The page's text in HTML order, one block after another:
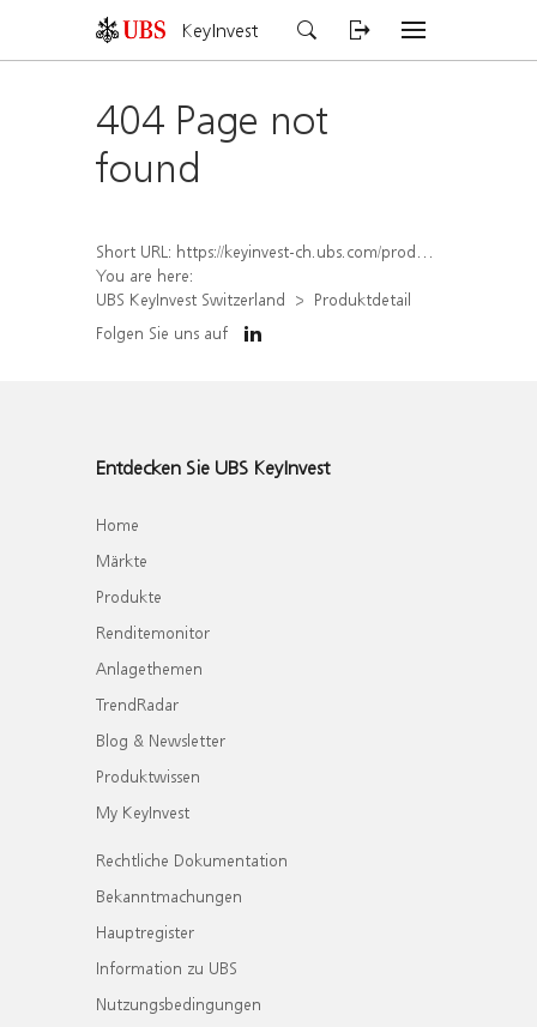
KeyInvest
404 Page not
found
Short URL: https://keyinvest-ch.ubs.com/produkt/detail/index/isin/CH1456554489
You are here:
UBS KeyInvest Switzerland
Produktdetail
Folgen Sie uns auf
Entdecken Sie UBS KeyInvest
Home
Märkte
Produkte
Renditemonitor
Anlagethemen
TrendRadar
Blog & Newsletter
Produktwissen
My KeyInvest
Rechtliche Dokumentation
Bekanntmachungen
Hauptregister
Information zu UBS
Nutzungsbedingungen